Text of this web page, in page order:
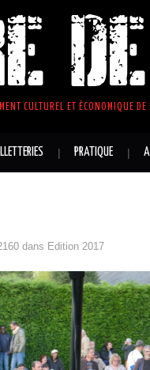
CULTUREL ET ÉCONOMIQUE
PRATIQUE
dans Edition 2017